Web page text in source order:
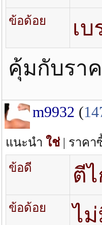
ข้อด้อย
เ
คุ้มกับรา
m9932 (
แนะนำ ใช่| ราคา
ข้อดี
ตี
ข้อด้อย ไ